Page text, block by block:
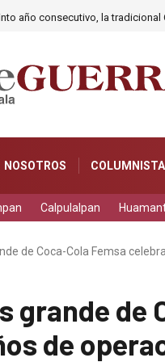
año consecutivo, la
NOSOTROS
Calpulalpan
de Coca-Cola Femsa
grande de
de